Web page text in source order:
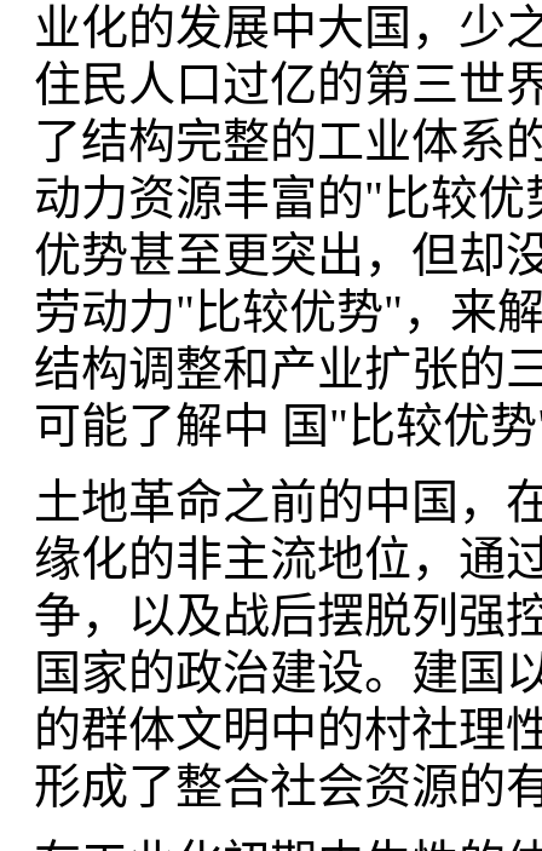
业化的发展中大国，少
住民人口过亿的第三世
了结构完整的工业体系
动力资源丰富的"比较
优势甚至更突出，但却
劳动力"比较优势"，来
结构调整和产业扩张的
可能了解中 国"比较优
土地革命之前的中国，
缘化的非主流地位，通
争，以及战后摆脱列强
国家的政治建设。建国
的群体文明中的村社理
形成了整合社会资源的